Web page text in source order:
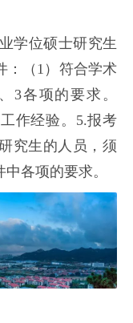
学位硕士研究生
：（1）符合学术
3各项的要求。
作经验。5.报考
究生的人员，须
各项的要求。